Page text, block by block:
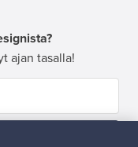
ajan tasalla!